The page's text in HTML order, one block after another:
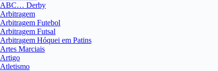
ABC… Derby
Arbitragem
Arbitragem Futebol
Arbitragem Futsal
Arbitragem Hóquei em Patins
Artes Marciais
Artigo
Atletismo